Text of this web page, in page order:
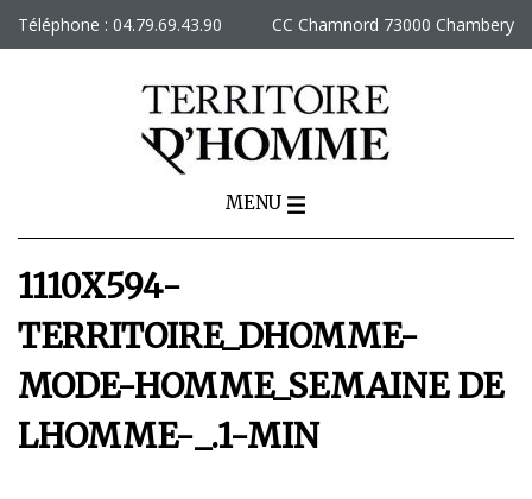
Téléphone : 04.79.69.43.90 CC Chamnord 73000 Chambery
MENU
1110X594-
TERRITOIRE_DHOMME-
MODE-HOMME_SEMAINE DE
LHOMME-_.1-MIN